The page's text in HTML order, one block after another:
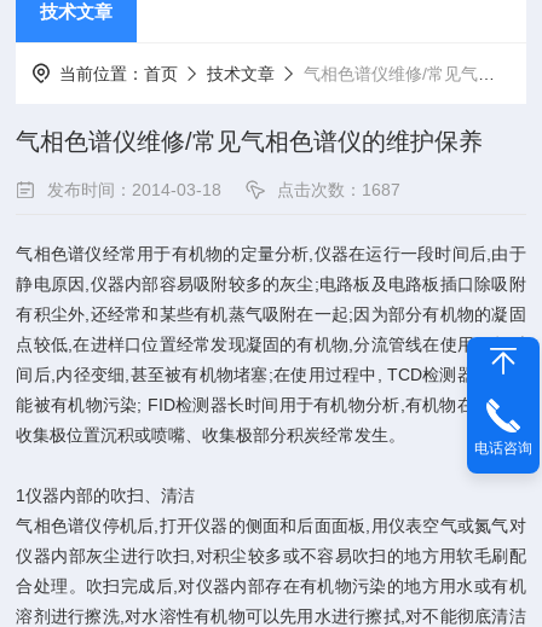
技术文章
当前位置：首页 技术文章 气相色谱仪维修/常见气相色谱仪的维护保养
气相色谱仪维修/常见气相色谱仪的维护保养
发布时间：2014-03-18 点击次数：1687
气相色谱仪经常用于有机物的定量分析,仪器在运行一段时间后,由于
静电原因,仪器内部容易吸附较多的灰尘;电路板及电路板插口除吸附
有积尘外,还经常和某些有机蒸气吸附在一起;因为部分有机物的凝固
点较低,在进样口位置经常发现凝固的有机物,分流管线在使用一段时
间后,内径变细,甚至被有机物堵塞;在使用过程中, TCD检测器很有可
能被有机物污染; FID检测器长时间用于有机物分析,有机物在喷嘴或
收集极位置沉积或喷嘴、收集极部分积炭经常发生。
1仪器内部的吹扫、清洁
气相色谱仪停机后,打开仪器的侧面和后面面板,用仪表空气或氮气对
仪器内部灰尘进行吹扫,对积尘较多或不容易吹扫的地方用软毛刷配
合处理。吹扫完成后,对仪器内部存在有机物污染的地方用水或有机
溶剂进行擦洗,对水溶性有机物可以先用水进行擦拭,对不能彻底清洁
电话咨询